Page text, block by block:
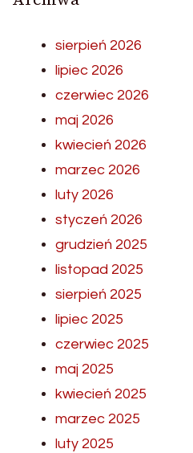
sierpień 2026
lipiec 2026
czerwiec 2026
maj 2026
kwiecień 2026
marzec 2026
luty 2026
styczeń 2026
grudzień 2025
listopad 2025
sierpień 2025
lipiec 2025
czerwiec 2025
maj 2025
kwiecień 2025
marzec 2025
luty 2025